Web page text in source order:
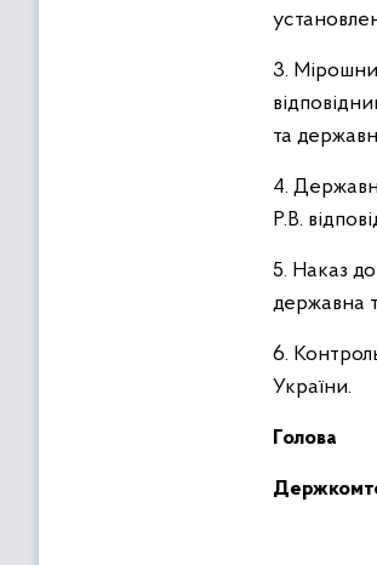
3.
та
4.
Р.В.
5. Наказ
державна
6.
України.
Голова